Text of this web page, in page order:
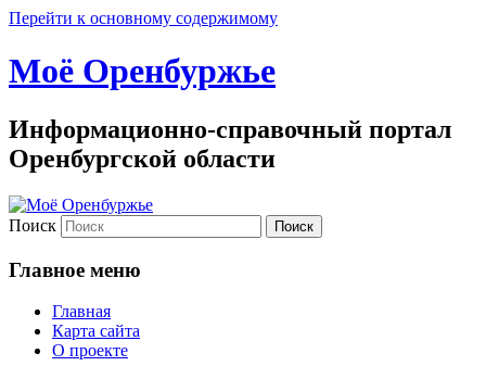
Перейти к основному содержимому
Моё Оренбуржье
Информационно-справочный портал
Оренбургской области
Поиск
Главное меню
Главная
Карта сайта
О проекте